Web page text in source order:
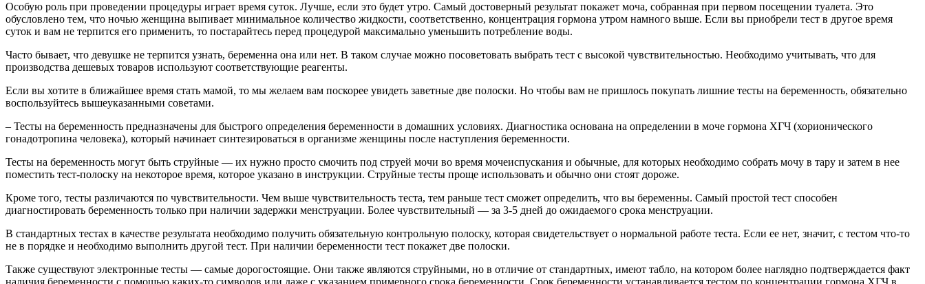
Особую роль при проведении процедуры играет время суток. Лучше, если это будет утро. Самый достоверный результат покажет моча, собранная при первом посещении туалета. Это
обусловлено тем, что ночью женщина выпивает минимальное количество жидкости, соответственно, концентрация гормона утром намного выше. Если вы приобрели тест в другое время
суток и вам не терпится его применить, то постарайтесь перед процедурой максимально уменьшить потребление воды.
Часто бывает, что девушке не терпится узнать, беременна она или нет. В таком случае можно посоветовать выбрать тест с высокой чувствительностью. Необходимо учитывать, что для
производства дешевых товаров используют соответствующие реагенты.
Если вы хотите в ближайшее время стать мамой, то мы желаем вам поскорее увидеть заветные две полоски. Но чтобы вам не пришлось покупать лишние тесты на беременность, обязательно
воспользуйтесь вышеуказанными советами.
– Тесты на беременность предназначены для быстрого определения беременности в домашних условиях. Диагностика основана на определении в моче гормона ХГЧ (хорионического
гонадотропина человека), который начинает синтезироваться в организме женщины после наступления беременности.
Тесты на беременность могут быть струйные — их нужно просто смочить под струей мочи во время мочеиспускания и обычные, для которых необходимо собрать мочу в тару и затем в нее
поместить тест-полоску на некоторое время, которое указано в инструкции. Струйные тесты проще использовать и обычно они стоят дороже.
Кроме того, тесты различаются по чувствительности. Чем выше чувствительность теста, тем раньше тест сможет определить, что вы беременны. Самый простой тест способен
диагностировать беременность только при наличии задержки менструации. Более чувствительный — за 3-5 дней до ожидаемого срока менструации.
В стандартных тестах в качестве результата необходимо получить обязательную контрольную полоску, которая свидетельствует о нормальной работе теста. Если ее нет, значит, с тестом что-то
не в порядке и необходимо выполнить другой тест. При наличии беременности тест покажет две полоски.
Также существуют электронные тесты — самые дорогостоящие. Они также являются струйными, но в отличие от стандартных, имеют табло, на котором более наглядно подтверждается факт